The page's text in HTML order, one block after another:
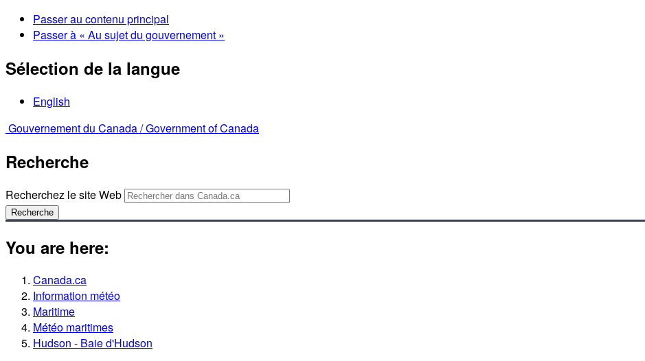
Passer au contenu principal
Passer à « Au sujet du gouvernement »
Sélection de la langue
English
Gouvernement du Canada /Government of Canada
Recherche
Recherchez le site Web
Recherche
You are here:
Canada.ca
Information météo
Maritime
Météo maritimes
Hudson - Baie d'Hudson